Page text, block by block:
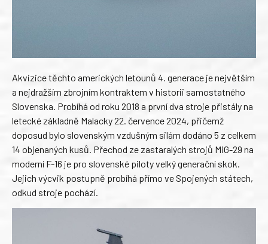
Akvizice těchto amerických letounů 4. generace je největším
a nejdražším zbrojním kontraktem v historii samostatného
Slovenska. Probíhá od roku 2018 a první dva stroje přistály na
letecké základně Malacky 22. července 2024, přičemž
doposud bylo slovenským vzdušným silám dodáno 5 z celkem
14 objenaných kusů. Přechod ze zastaralých strojů MiG-29 na
moderní F-16 je pro slovenské piloty velký generační skok.
Jejich výcvik postupně probíhá přímo ve Spojených státech,
odkud stroje pochází.